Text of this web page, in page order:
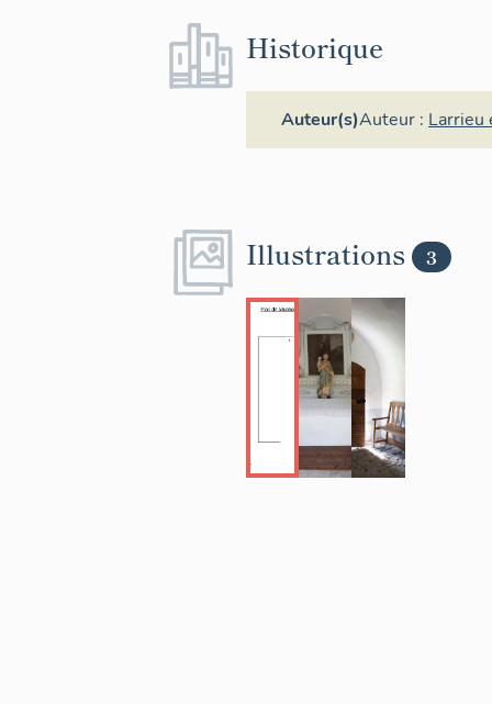
Historique
Auteur(s)Auteur : Larrieu
Illustrations 3